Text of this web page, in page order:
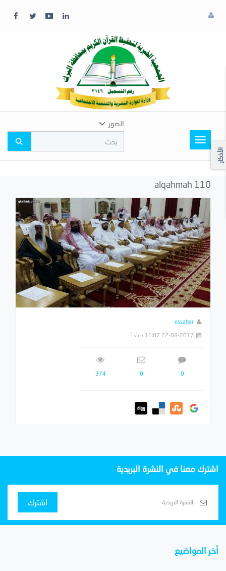
Toggle
navigation
الصور
الأذكار
alqahmah 110
essaher
22-08-2017 11:07 صباحاً
0
0
374
اشترك معنا في النشرة البريدية
اشترك
أخر المواضيع